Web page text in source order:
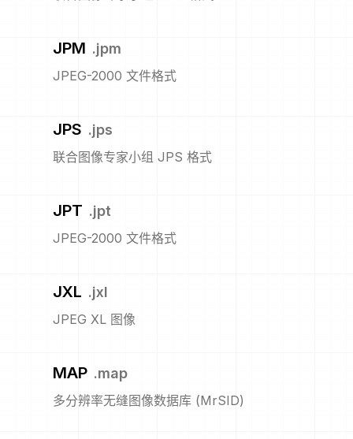
JPM .jpm
JPEG-2000 文件格式
JPS .jps
联合图像专家小组 JPS 格式
JPT .jpt
JPEG-2000 文件格式
JXL .jxl
JPEG XL 图像
MAP .map
多分辨率无缝图像数据库 (MrSID)